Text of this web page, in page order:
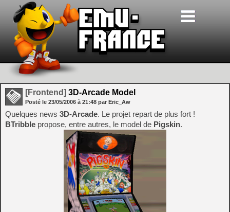
[Frontend] 3D-Arcade Model
Posté le 23/05/2006 à 21:48 par Eric_Aw
Quelques news 3D-Arcade. Le projet repart de plus fort !
BTribble propose, entre autres, le model de Pigskin.